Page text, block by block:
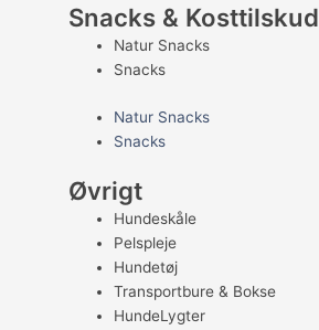
Snacks & Kosttilskud
Natur Snacks
Snacks
Natur Snacks
Snacks
Øvrigt
Hundeskåle
Pelspleje
Hundetøj
Transportbure & Bokse
HundeLygter